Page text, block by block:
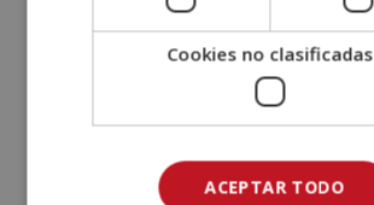
DIRECCIÓN
ROMA
Via Antonio Salandra, Nº 18
Cookies no clasificadas
ACEPTAR TODO